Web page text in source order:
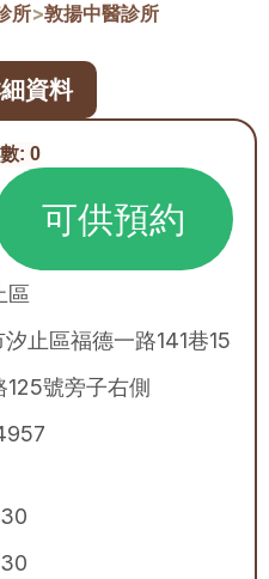
所>敦揚中醫診所
: 0
可供預約
區
止區福德一路141巷15
125號旁子右側
資料